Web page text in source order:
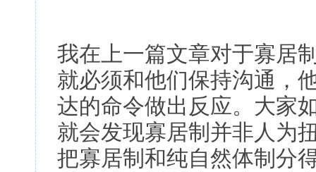
我在上一篇文章对于寡居
就必须和他们保持沟通，
达的命令做出反应。大家
就会发现寡居制并非人为
把寡居制和纯自然体制分